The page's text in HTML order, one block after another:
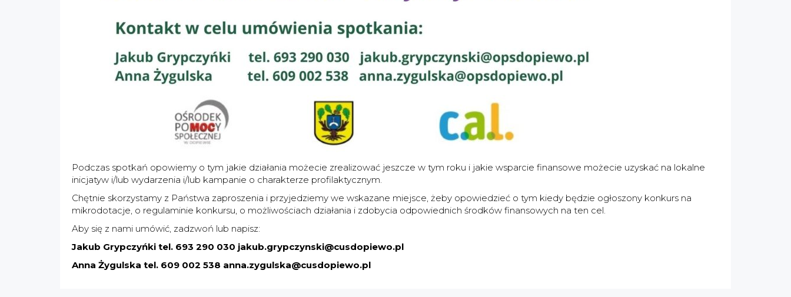
Podczas spotkań opowiemy o tym jakie działania możecie zrealizować jeszcze w tym roku i jakie wsparcie finansowe możecie uzyskać na lokalne
inicjatyw i/lub wydarzenia i/lub kampanie o charakterze profilaktycznym.
Chętnie skorzystamy z Państwa zaproszenia i przyjedziemy we wskazane miejsce, żeby opowiedzieć o tym kiedy będzie ogłoszony konkurs na
mikrodotacje, o regulaminie konkursu, o możliwościach działania i zdobycia odpowiednich środków finansowych na ten cel.
Aby się z nami umówić, zadzwoń lub napisz:
Jakub Grypczyńki tel. 693 290 030 jakub.grypczynski@cusdopiewo.pl
Anna Żygulska tel. 609 002 538 anna.zygulska@cusdopiewo.pl